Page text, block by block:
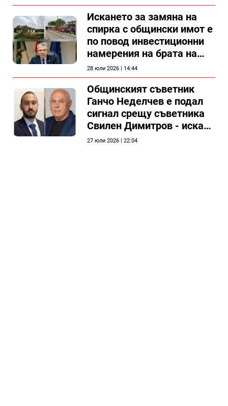
Искането за замяна на
спирка с общински имот е
по повод инвестиционни
намерения на брата на
председателя на
Общински съвет Силистра
28 юли 2026 | 14:44
Общинският съветник
Ганчо Неделчев е подал
сигнал срещу съветника
Свилен Димитров - иска
етичната комисия на
27 юли 2026 | 22:04